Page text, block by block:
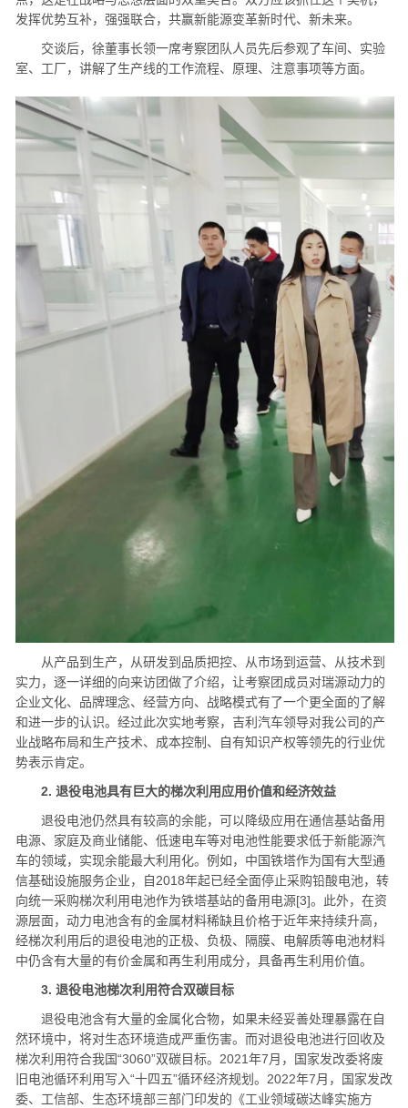
发挥优势互补，强强联合，共赢新能源变革新时代、新未来。
交谈后，徐董事长领一席考察团队人员先后参观了车间、实验
室、工厂，讲解了生产线的工作流程、原理、注意事项等方面。
从产品到生产，从研发到品质把控、从市场到运营、从技术到
实力，逐一详细的向来访团做了介绍，让考察团成员对瑞源动力的
企业文化、品牌理念、经营方向、战略模式有了一个更全面的了解
和进一步的认识。经过此次实地考察，吉利汽车领导对我公司的产
业战略布局和生产技术、成本控制、自有知识产权等领先的行业优
势表示肯定。
2. 退役电池具有巨大的梯次利用应用价值和经济效益
退役电池仍然具有较高的余能，可以降级应用在通信基站备用
电源、家庭及商业储能、低速电车等对电池性能要求低于新能源汽
车的领域，实现余能最大利用化。例如，中国铁塔作为国有大型通
信基础设施服务企业，自2018年起已经全面停止采购铅酸电池，转
向统一采购梯次利用电池作为铁塔基站的备用电源[3]。此外，在资
源层面，动力电池含有的金属材料稀缺且价格于近年来持续升高，
经梯次利用后的退役电池的正极、负极、隔膜、电解质等电池材料
中仍含有大量的有价金属和再生利用成分，具备再生利用价值。
3. 退役电池梯次利用符合双碳目标
退役电池含有大量的金属化合物，如果未经妥善处理暴露在自
然环境中，将对生态环境造成严重伤害。而对退役电池进行回收及
梯次利用符合我国“3060”双碳目标。2021年7月，国家发改委将废
旧电池循环利用写入“十四五”循环经济规划。2022年7月，国家发改
委、工信部、生态环境部三部门印发的《工业领域碳达峰实施方